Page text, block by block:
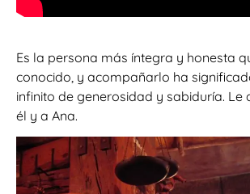
Es la persona más íntegra y honesta
conocido, y acompañarlo ha
infinito de generosidad y sabiduría. Le
él y a Ana.